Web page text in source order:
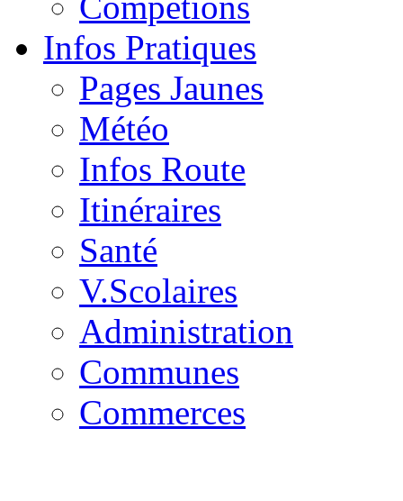
Infos Pratiques
Pages Jaunes
Météo
Infos Route
Itinéraires
Santé
V.Scolaires
Administration
Communes
Commerces